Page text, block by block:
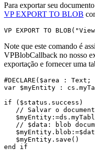
Para exportar seu
VP EXPORT TO BLOB
VP EXPORT TO
Note que este comando é
VPBlobCallback no nosso
exportação e fornecer uma
#DECLARE($area :
var $myEntity :
if ($status.success)
// Salvar o
// $data: blob
   $myEntity.save()
end if